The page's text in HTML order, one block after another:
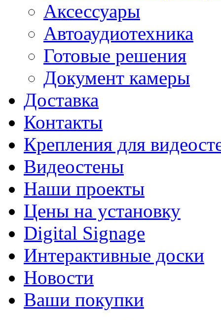
Аксессуары
Автоаудиотехника
Готовые решения
Документ камеры
Доставка
Контакты
Крепления для
Видеостены
Наши проекты
Цены на установку
Digital Signage
Интерактивные доски
Новости
Ваши покупки